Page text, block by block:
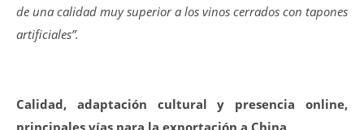
de una calidad muy superior a los vinos cerrados con tapones
artificiales”.
Calidad, adaptación cultural y presencia online,
principales vías para la exportación a China